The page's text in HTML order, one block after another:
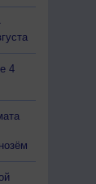
4